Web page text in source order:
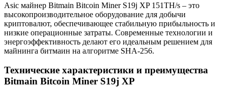
Asic майнер Bitmain Bitcoin Miner S19j XP 151TH/s – это
высокопроизводительное оборудование для добычи
криптовалют, обеспечивающее стабильную прибыльность и
низкие операционные затраты. Современные технологии и
энергоэффективность делают его идеальным решением для
майнинга битмаин на алгоритме SHA-256.
Технические характеристики и преимущества
Bitmain Bitcoin Miner S19j XP